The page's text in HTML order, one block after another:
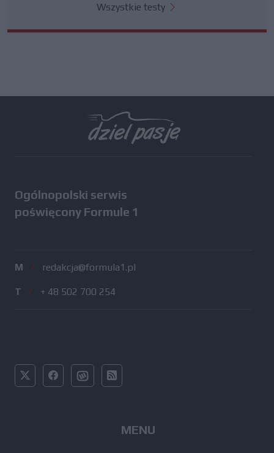
Wszystkie testy
Ogólnopolski serwis
poświęcony Formule 1
M / redakcja@formula1.pl
T / + 48 502 700 254
MENU